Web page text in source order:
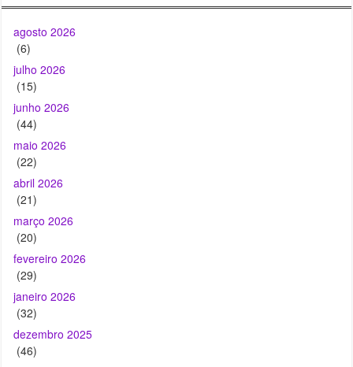
julho 2026
junho 2026
(44)
maio 2026
(22)
abril 2026
(21)
março 2026
(20)
fevereiro 2026
janeiro 2026
(32)
dezembro 2025
(46)
novembro 2025
(31)
outubro 2025